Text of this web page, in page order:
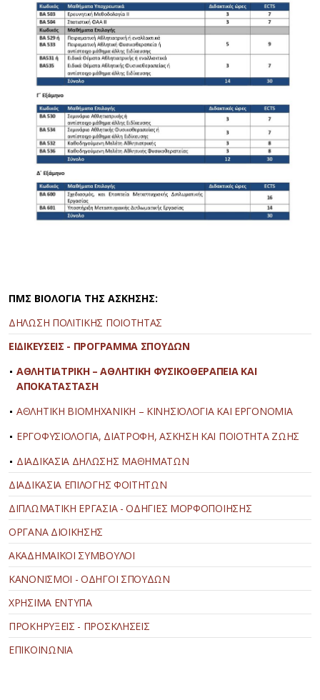
ΠΜΣ ΒΙΟΛΟΓΙΑ ΤΗΣ ΑΣΚΗΣΗΣ:
ΔΗΛΩΣΗ ΠΟΛΙΤΙΚΗΣ ΠΟΙΟΤΗΤΑΣ
ΕΙΔΙΚΕΥΣΕΙΣ - ΠΡΟΓΡΑΜΜΑ ΣΠΟΥΔΩΝ
ΑΘΛΗΤΙΑΤΡΙΚΗ – ΑΘΛΗΤΙΚΗ ΦΥΣΙΚΟΘΕΡΑΠΕΙΑ ΚΑΙ
ΑΠΟΚΑΤΑΣΤΑΣΗ
ΑΘΛΗΤΙΚΗ ΒΙΟΜΗΧΑΝΙΚΗ – ΚΙΝΗΣΙΟΛΟΓΙΑ ΚΑΙ ΕΡΓΟΝΟΜΙΑ
ΕΡΓΟΦΥΣΙΟΛΟΓΙΑ, ΔΙΑΤΡΟΦΗ, ΑΣΚΗΣΗ ΚΑΙ ΠΟΙΟΤΗΤΑ ΖΩΗΣ
ΔΙΑΔΙΚΑΣΙΑ ΔΗΛΩΣΗΣ ΜΑΘΗΜΑΤΩΝ
ΔΙΑΔΙΚΑΣΙΑ ΕΠΙΛΟΓΗΣ ΦΟΙΤΗΤΩΝ
ΔΙΠΛΩΜΑΤΙΚΗ ΕΡΓΑΣΙΑ - ΟΔΗΓΙΕΣ ΜΟΡΦΟΠΟΙΗΣΗΣ
ΟΡΓΑΝΑ ΔΙΟΙΚΗΣΗΣ
ΑΚΑΔΗΜΑΪΚΟΙ ΣΥΜΒΟΥΛΟΙ
ΚΑΝΟΝΙΣΜΟΙ - ΟΔΗΓΟΙ ΣΠΟΥΔΩΝ
ΧΡΗΣΙΜΑ ΕΝΤΥΠΑ
ΠΡΟΚΗΡΥΞΕΙΣ - ΠΡΟΣΚΛΗΣΕΙΣ
ΕΠΙΚΟΙΝΩΝΙΑ